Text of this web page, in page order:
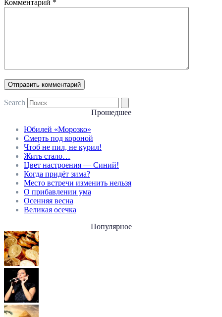
Комментарий *
Search
Прошедшее
Юбилей «Морозко»
Смерть под короной
Чтоб не пил, не курил!
Жить стало…
Цвет настроения — Синий!
Когда придёт зима?
Место встречи изменить нельзя
О прибавлении ума
Осенняя весна
Великая осечка
Популярное